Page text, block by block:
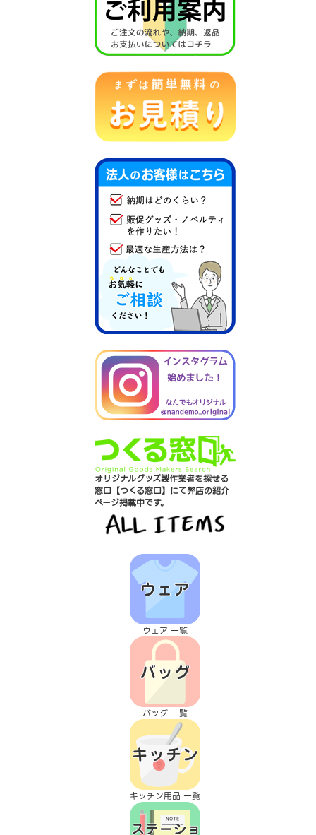
オリジナルグッズ製作業者を探せる
窓口【つくる窓口】にて弊店の紹介
ページ掲載中です。
ウェア 一覧
バッグ 一覧
キッチン用品 一覧